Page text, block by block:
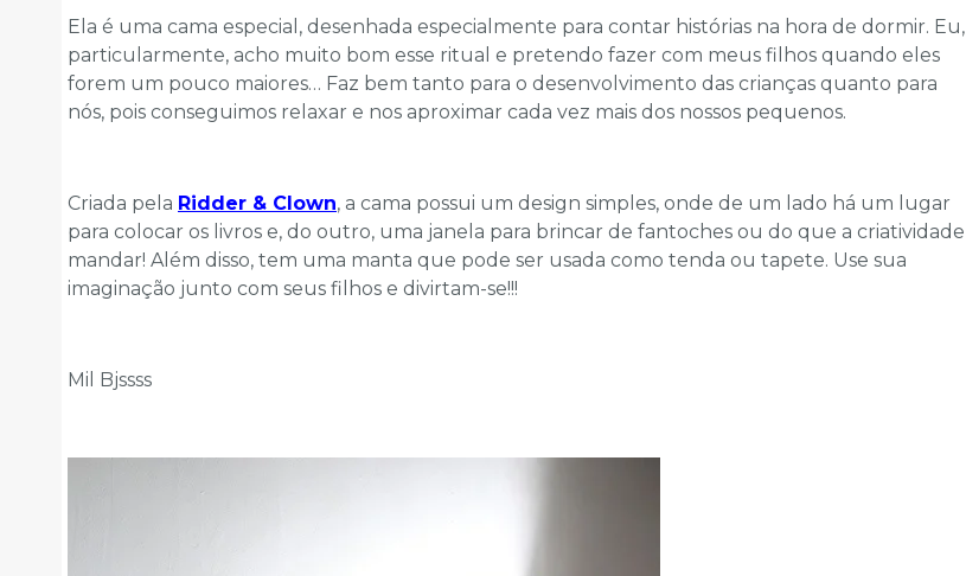
Ela é uma cama especial, desenhada especialmente para contar histórias na hora de dormir. Eu,
particularmente, acho muito bom esse ritual e pretendo fazer com meus filhos quando eles
forem um pouco maiores… Faz bem tanto para o desenvolvimento das crianças quanto para
nós, pois conseguimos relaxar e nos aproximar cada vez mais dos nossos pequenos.
Criada pela Ridder & Clown, a cama possui um design simples, onde de um lado há um lugar
para colocar os livros e, do outro, uma janela para brincar de fantoches ou do que a criatividade
mandar! Além disso, tem uma manta que pode ser usada como tenda ou tapete. Use sua
imaginação junto com seus filhos e divirtam-se!!!
Mil Bjssss